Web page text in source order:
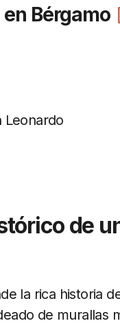
Bérgamo
Leonardo
de
la rica historia
de murallas